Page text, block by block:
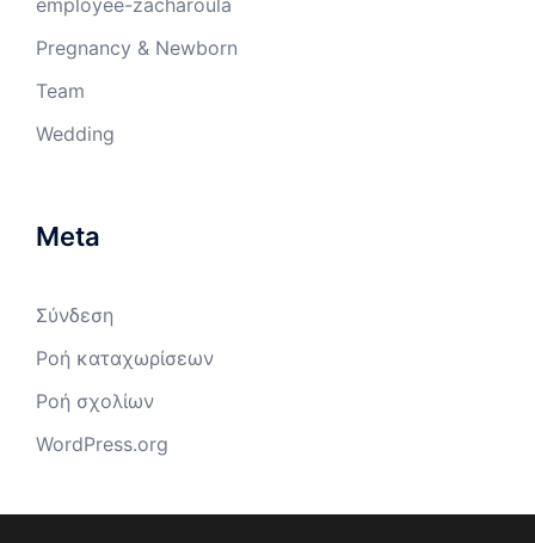
employee-zacharoula
Pregnancy & Newborn
Team
Wedding
Meta
Σύνδεση
Ροή καταχωρίσεων
Ροή σχολίων
WordPress.org